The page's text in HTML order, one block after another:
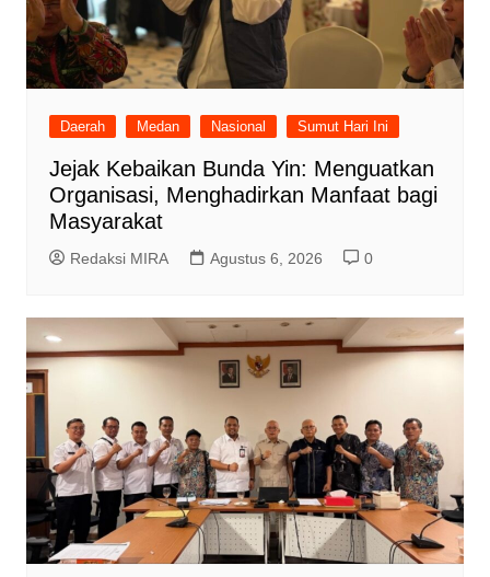
Daerah Medan Nasional Sumut Hari Ini
Jejak Kebaikan Bunda Yin: Menguatkan
Organisasi, Menghadirkan Manfaat bagi
Masyarakat
Redaksi MIRA Agustus 6, 2026 0